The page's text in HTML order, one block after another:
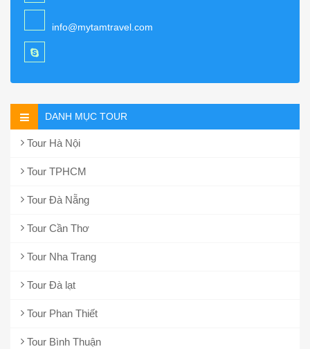
info@mytamtravel.com
DANH MỤC TOUR
Tour Hà Nội
Tour TPHCM
Tour Đà Nẵng
Tour Cần Thơ
Tour Nha Trang
Tour Đà lạt
Tour Phan Thiết
Tour Bình Thuận